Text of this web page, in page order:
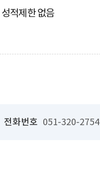
성적제한 없음
전화번호 051-320-2754